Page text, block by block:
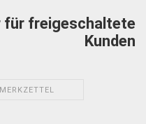
für freigeschaltete
Kunden